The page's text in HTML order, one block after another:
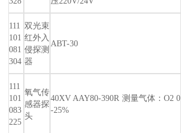
111
101
081
304
双光束
红外入
侵探测
器
ABT-30
111
101
083
225
氧气传
感器探
头
40XV AAY80-390R 测量气体：O2 0
-25%